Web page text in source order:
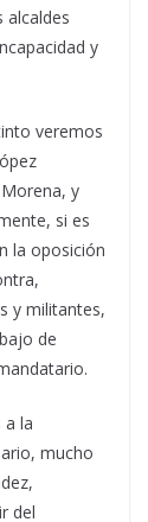
alcaldes
y
veremos
y
si es
la oposición
y militantes,
de
a la
mucho
del